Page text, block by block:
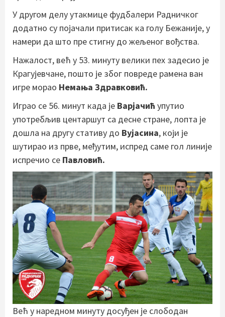
У другом делу утакмице фудбалери Радничког
додатно су појачали притисак ка голу Бежаније, у
намери да што пре стигну до жељеног вођства.
Нажалост, већ у 53. минуту велики пех задесио је
Крагујевчане, пошто је због повреде рамена ван
игре морао Немања Здравковић.
Играо се 56. минут када је Варјачић упутио
употребљив центаршут са десне стране, лопта је
дошла на другу стативу до Вујасина, који је
шутирао из прве, међутим, испред саме гол линије
испречио се Павловић.
Већ у наредном минуту досуђен је слободан